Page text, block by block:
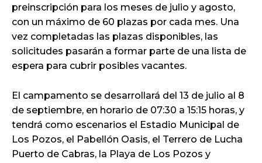
preinscripción para los meses de julio y agosto,
con un máximo de 60 plazas por cada mes. Una
vez completadas las plazas disponibles, las
solicitudes pasarán a formar parte de una lista de
espera para cubrir posibles vacantes.
El campamento se desarrollará del 13 de julio al 8
de septiembre, en horario de 07:30 a 15:15 horas, y
tendrá como escenarios el Estadio Municipal de
Los Pozos, el Pabellón Oasis, el Terrero de Lucha
Puerto de Cabras, la Playa de Los Pozos y